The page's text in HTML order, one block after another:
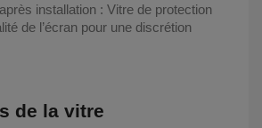
installation : Vitre de protection
de l’écran pour une discrétion
de la vitre